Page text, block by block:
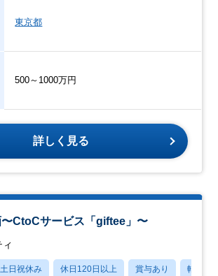
東京都
500～1000万円
詳しく見る
CtoCサービス「giftee」〜
土日祝休み 休日120日以上 賞与あり 転勤な